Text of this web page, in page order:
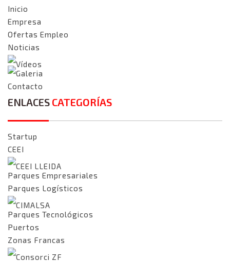
Inicio
Empresa
Ofertas Empleo
Noticias
Vídeos
Galeria
Contacto
ENLACES CATEGORÍAS
Startup
CEEI
CEEI LLEIDA
Parques Empresariales
Parques Logísticos
CIMALSA
Parques Tecnológicos
Puertos
Zonas Francas
Consorci ZF